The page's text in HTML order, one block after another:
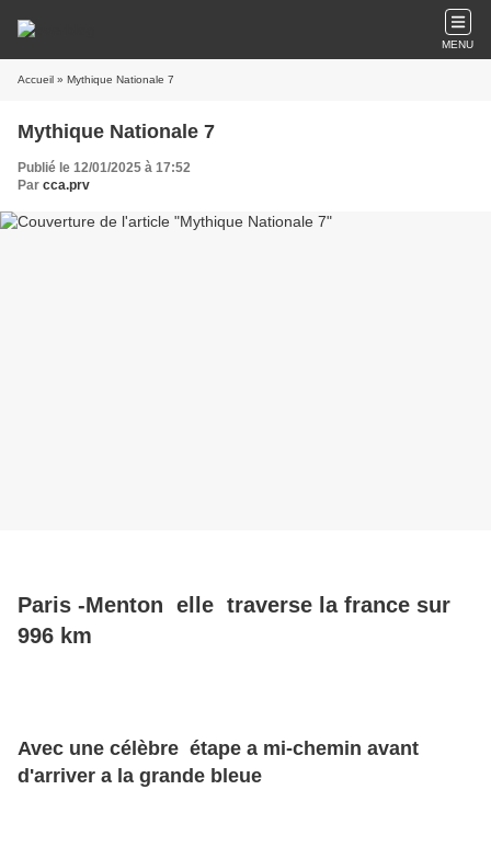
MENU
Accueil » Mythique Nationale 7
Mythique Nationale 7
Publié le 12/01/2025 à 17:52
Par cca.prv
Paris -Menton elle traverse la france sur
996 km
Avec une célèbre étape a mi-chemin avant
d'arriver a la grande bleue